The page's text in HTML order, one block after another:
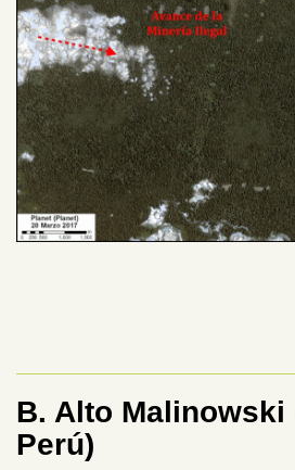
B. Alto Malinowski
Perú)